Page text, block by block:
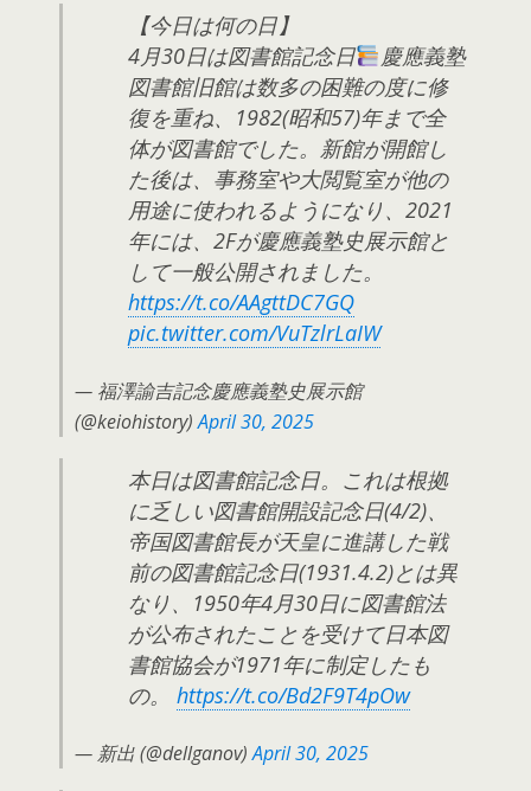
【今日は何の日】
4月30日は図書館記念日
慶應義塾
図書館旧館は数多の困難の度に修
復を重ね、1982(昭和57)年まで全
体が図書館でした。新館が開館し
た後は、事務室や大閲覧室が他の
用途に使われるようになり、2021
年には、2Fが慶應義塾史展示館と
して一般公開されました。
https://t.co/AAgttDC7GQ
pic.twitter.com/VuTzlrLaIW
— 福澤諭吉記念慶應義塾史展示館
(@keiohistory)April 30, 2025
本日は図書館記念日。これは根拠
に乏しい図書館開設記念日(4/2)、
帝国図書館長が天皇に進講した戦
前の図書館記念日(1931.4.2)とは異
なり、1950年4月30日に図書館法
が公布されたことを受けて日本図
書館協会が1971年に制定したも
の。 https://t.co/Bd2F9T4pOw
— 新出 (@dellganov)April 30, 2025